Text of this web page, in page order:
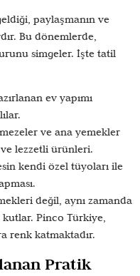
paylaşmanın ve
Bu dönemlerde,
simgeler. İşte tatil
ev yapımı
ve ana yemekler
ve lezzetli ürünleri.
kendi özel tüyoları ile
değil, aynı zamanda
Pinco Türkiye,
renk katmaktadır.
Pratik